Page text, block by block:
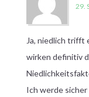
29.
Ja, niedlich trifft
wirken definitiv
Ich werde